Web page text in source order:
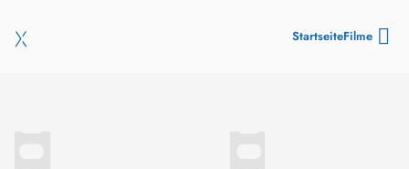
StartseiteFilme